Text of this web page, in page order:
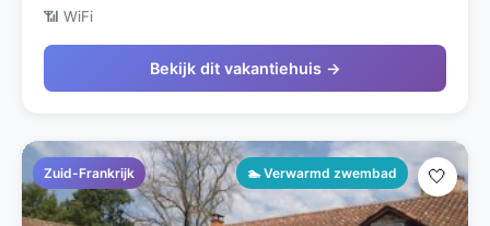
📶 WiFi
Bekijk dit vakantiehuis →
Zuid-Frankrijk 🏊 Verwarmd zwembad 🤍